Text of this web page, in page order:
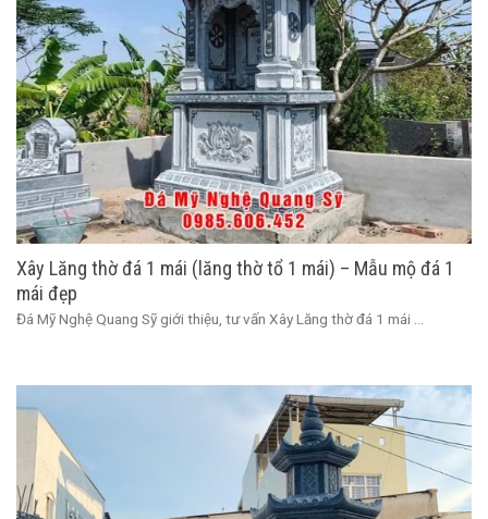
Xây Lăng thờ đá 1 mái (lăng thờ tổ 1 mái) – Mẫu mộ đá 1
mái đẹp
Đá Mỹ Nghệ Quang Sỹ giới thiệu, tư vấn Xây Lăng thờ đá 1 mái ...